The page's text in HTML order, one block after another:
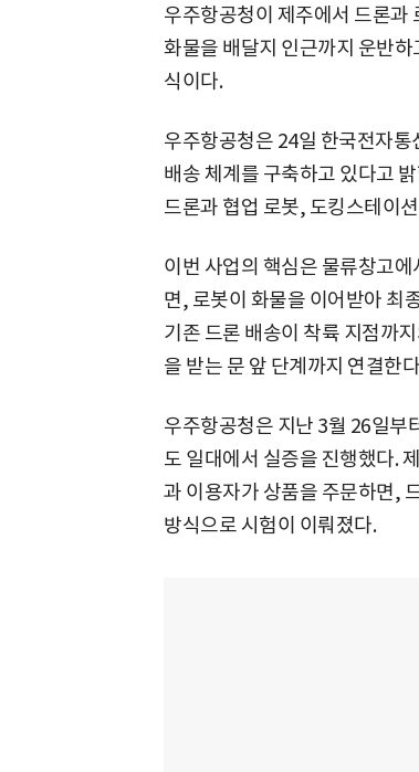
우주항공청이 제주에서 드론과
화물을 배달지 인근까지 운반
식이다.
우주항공청은 24일 한국전자
배송 체계를 구축하고 있다고
드론과 협업 로봇, 도킹스테이
이번 사업의 핵심은 물류창고
면, 로봇이 화물을 이어받아 최
기존 드론 배송이 착륙 지점까
을 받는 문 앞 단계까지 연결한
우주항공청은 지난 3월 26일부
도 일대에서 실증을 진행했다.
과 이용자가 상품을 주문하면,
방식으로 시험이 이뤄졌다.